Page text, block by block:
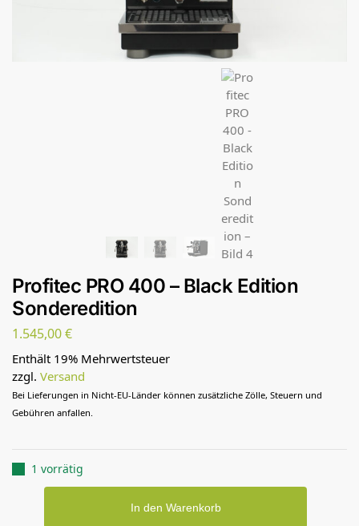
Profitec PRO 400 – Black Edition
Sonderedition
1.545,00€
Enthält 19% Mehrwertsteuer
zzgl. Versand
Bei Lieferungen in Nicht-EU-Länder können zusätzliche Zölle, Steuern und
Gebühren anfallen.
1 vorrätig
In den Warenkorb